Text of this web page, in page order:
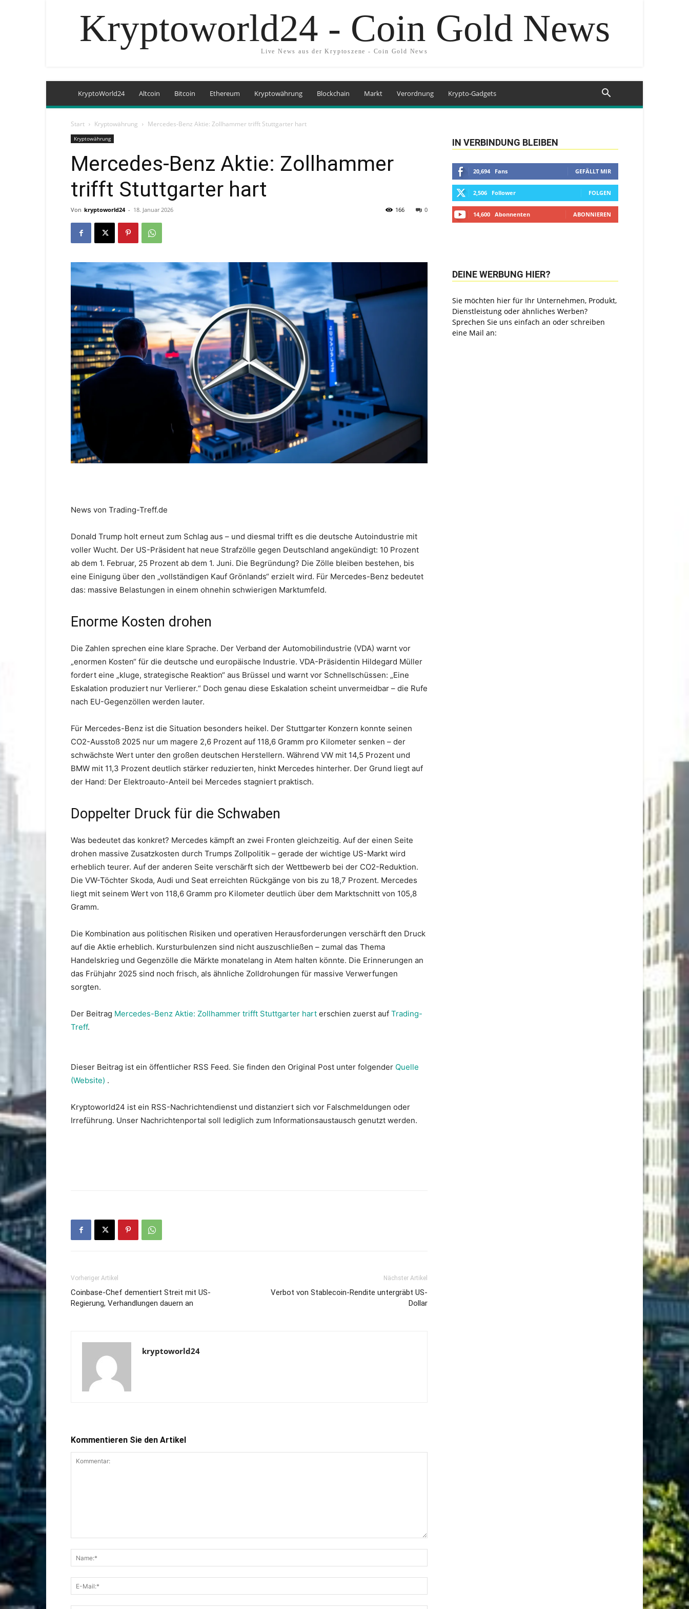
Kryptoworld24 - Coin Gold News
Live News aus der Kryptoszene - Coin Gold News
KryptoWorld24 Altcoin Bitcoin Ethereum Kryptowährung Blockchain Markt Verordnung Krypto-Gadgets
Start Kryptowährung Mercedes-Benz Aktie: Zollhammer trifft Stuttgarter hart
Kryptowährung
Mercedes-Benz Aktie: Zollhammer
trifft Stuttgarter hart
Von kryptoworld24 - 18. Januar 2026 0
166
News von Trading-Treff.de
Donald Trump holt erneut zum Schlag aus – und diesmal trifft es die deutsche Autoindustrie mit
voller Wucht. Der US-Präsident hat neue Strafzölle gegen Deutschland angekündigt: 10 Prozent
ab dem 1. Februar, 25 Prozent ab dem 1. Juni. Die Begründung? Die Zölle bleiben bestehen, bis
eine Einigung über den „vollständigen Kauf Grönlands“ erzielt wird. Für Mercedes-Benz bedeutet
das: massive Belastungen in einem ohnehin schwierigen Marktumfeld.
Enorme Kosten drohen
Die Zahlen sprechen eine klare Sprache. Der Verband der Automobilindustrie (VDA) warnt vor
„enormen Kosten“ für die deutsche und europäische Industrie. VDA-Präsidentin Hildegard Müller
fordert eine „kluge, strategische Reaktion“ aus Brüssel und warnt vor Schnellschüssen: „Eine
Eskalation produziert nur Verlierer.“ Doch genau diese Eskalation scheint unvermeidbar – die Rufe
nach EU-Gegenzöllen werden lauter.
Für Mercedes-Benz ist die Situation besonders heikel. Der Stuttgarter Konzern konnte seinen
CO2-Ausstoß 2025 nur um magere 2,6 Prozent auf 118,6 Gramm pro Kilometer senken – der
schwächste Wert unter den großen deutschen Herstellern. Während VW mit 14,5 Prozent und
BMW mit 11,3 Prozent deutlich stärker reduzierten, hinkt Mercedes hinterher. Der Grund liegt auf
der Hand: Der Elektroauto-Anteil bei Mercedes stagniert praktisch.
Doppelter Druck für die Schwaben
Was bedeutet das konkret? Mercedes kämpft an zwei Fronten gleichzeitig. Auf der einen Seite
drohen massive Zusatzkosten durch Trumps Zollpolitik – gerade der wichtige US-Markt wird
erheblich teurer. Auf der anderen Seite verschärft sich der Wettbewerb bei der CO2-Reduktion.
Die VW-Töchter Skoda, Audi und Seat erreichten Rückgänge von bis zu 18,7 Prozent. Mercedes
liegt mit seinem Wert von 118,6 Gramm pro Kilometer deutlich über dem Marktschnitt von 105,8
Gramm.
Die Kombination aus politischen Risiken und operativen Herausforderungen verschärft den Druck
auf die Aktie erheblich. Kursturbulenzen sind nicht auszuschließen – zumal das Thema
Handelskrieg und Gegenzölle die Märkte monatelang in Atem halten könnte. Die Erinnerungen an
das Frühjahr 2025 sind noch frisch, als ähnliche Zolldrohungen für massive Verwerfungen
sorgten.
Der Beitrag Mercedes-Benz Aktie: Zollhammer trifft Stuttgarter hart erschien zuerst auf Trading-
Treff.
Dieser Beitrag ist ein öffentlicher RSS Feed. Sie finden den Original Post unter folgender Quelle
(Website) .
Kryptoworld24 ist ein RSS-Nachrichtendienst und distanziert sich vor Falschmeldungen oder
Irreführung. Unser Nachrichtenportal soll lediglich zum Informationsaustausch genutzt werden.
Vorheriger Artikel
Coinbase-Chef dementiert Streit mit US-
Regierung, Verhandlungen dauern an
Nächster Artikel
Verbot von Stablecoin-Rendite untergräbt US-
Dollar
kryptoworld24
Kommentieren Sie den Artikel
IN VERBINDUNG BLEIBEN
20,694 Fans GEFÄLLT MIR
2,506 Follower FOLGEN
14,600 Abonnenten ABONNIEREN
DEINE WERBUNG HIER?
Sie möchten hier für Ihr Unternehmen, Produkt,
Dienstleistung oder ähnliches Werben?
Sprechen Sie uns einfach an oder schreiben
eine Mail an: